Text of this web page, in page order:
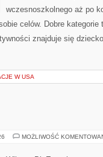
wczesnoszkolnego aż po
celów. Dobre kategorie
znajduje się
W USA
MOŻLIWOŚĆ